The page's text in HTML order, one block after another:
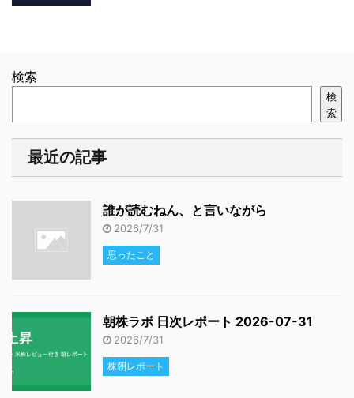
検索
検
索
最近の記事
誰が読むねん、と言いながら
2026/7/31
思ったこと
朝株ラボ 日次レポート 2026-07-31
2026/7/31
株朝レポート